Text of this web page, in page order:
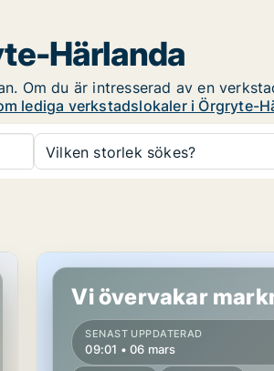
Härlanda
Om du är intresserad av en
lediga verkstadslokaler i Örgryte-
Vilken storlek sökes?
Industrilokal i Göteborg
Vi övervakar
SENAST UPPDATERAD
09:01 • 06 mars